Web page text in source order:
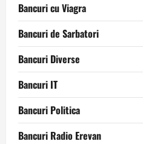
Bancuri cu Viagra
Bancuri de Sarbatori
Bancuri Diverse
Bancuri IT
Bancuri Politica
Bancuri Radio Erevan